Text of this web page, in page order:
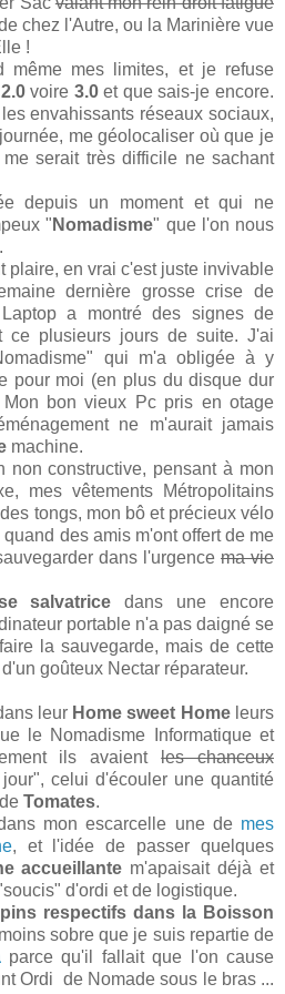
chez l'Autre, ou la Marinière vue
!
même mes limites, et je refuse
2.0voire 3.0et que sais-je encore.
envahissants réseaux sociaux,
me géolocaliser où que je
serait très difficile ne sachant
depuis un moment et qui ne
" Nomadisme" que l'on nous
plaire, en vrai c'est juste invivable
dernière grosse crise de
a montré des signes de
ce plusieurs jours de suite. J'ai
qui m'a obligée à y
pour moi (en plus du disque dur
bon vieux Pc pris en otage
ne m'aurait jamais
machine.
non constructive, pensant à mon
mes vêtements Métropolitains
tongs, mon bô et précieux vélo
des amis m'ont offert de me
dans l'urgence ma vie
salvatrice dans une encore
portable n'a pas daigné se
la sauvegarde, mais de cette
goûteux Nectar réparateur.
leur Home sweet Homeleurs
le Nomadisme Informatique et
ils avaientles chanceux
celui d'écouler une quantité
Tomates.
mon escarcelle une de mes
, et l'idée de passer quelques
accueillante m'apaisait déjà et
d'ordi et de logistique.
respectifs dans la Boisson
sobre que je suis repartie de
parce qu'il fallait que l'on cause
Ordi de Nomade sous le bras ...